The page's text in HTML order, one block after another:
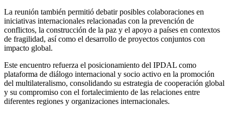
La reunión también permitió debatir posibles colaboraciones en
iniciativas internacionales relacionadas con la prevención de
conflictos, la construcción de la paz y el apoyo a países en contextos
de fragilidad, así como el desarrollo de proyectos conjuntos con
impacto global.
Este encuentro refuerza el posicionamiento del IPDAL como
plataforma de diálogo internacional y socio activo en la promoción
del multilateralismo, consolidando su estrategia de cooperación global
y su compromiso con el fortalecimiento de las relaciones entre
diferentes regiones y organizaciones internacionales.